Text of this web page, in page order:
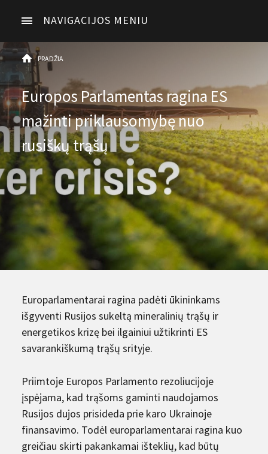
NAVIGACIJOS MENIU
PRADŽIA
Europos Parlamentas ragina ES
mažinti priklausomybę nuo
rusiškų trąšų
Europarlamentarai ragina padėti ūkininkams
išgyventi Rusijos sukeltą mineralinių trąšų ir
energetikos krizę bei ilgainiui užtikrinti ES
savarankiškumą trąšų srityje.
Priimtoje Europos Parlamento rezoliucijoje
įspėjama, kad trąšoms gaminti naudojamos
Rusijos dujos prisideda prie karo Ukrainoje
finansavimo. Todėl europarlamentarai ragina kuo
greičiau skirti pakankamai išteklių, kad būtų